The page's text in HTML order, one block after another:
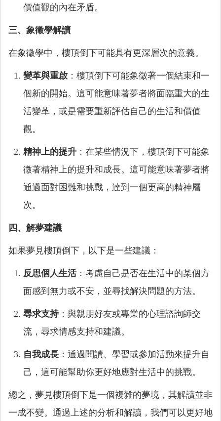
價值觀的內在矛盾。
三、象徵學解讀
在象徵學中，樓頂倒下可能具有更深層次的意義。
變革與重啟 ：樓頂倒下可能象徵著一個結束和一
個新的開始。這可能意味著夢者將面臨重大的生
活變革，或是需要重新評估自己的生活和價值
觀。
精神上的提升 ：在某些情況下，樓頂倒下可能象
徵著精神上的提升和成長。這可能意味著夢者將
通過面對困難和挑戰，達到一個更高的精神層
次。
四、解夢建議
如果夢見樓頂倒下，以下是一些建議：
反思個人生活：考慮自己是否在生活中的某個方
面感到無力或不安，並尋找解決問題的方法。
尋求支持：與親朋好友或專業的心理諮詢師交
流，尋求情感支持和建議。
自我成長 ：通過閱讀、學習或參加活動來提升自
己，這可能幫助你更好地應對生活中的挑戰。
總之，夢見樓頂倒下是一個複雜的夢境，其解讀並非
一成不變。通過上述的分析和解讀，我們可以更好地